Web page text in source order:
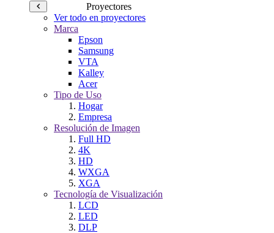
Proyectores
Ver todo en proyectores
Marca
Epson
Samsung
VTA
Kalley
Acer
Tipo de Uso
Hogar
Empresa
Resolución de Imagen
Full HD
4K
HD
WXGA
XGA
Tecnología de Visualización
LCD
LED
DLP